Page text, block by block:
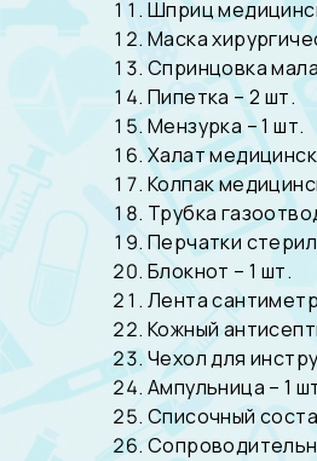
Шприц
Маска
Спринцовка
Пипетка – 2 шт.
Мензурка – 1 шт.
Халат
Колпак
Трубка
Перчатки
Блокнот – 1 шт.
Лента
Кожный
Чехол для
Ампульница – 1
Списочный